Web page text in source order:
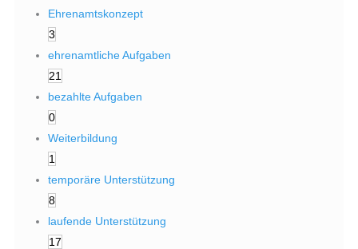
Ehrenamtskonzept
3
ehrenamtliche Aufgaben
21
bezahlte Aufgaben
0
Weiterbildung
1
temporäre Unterstützung
8
laufende Unterstützung
17